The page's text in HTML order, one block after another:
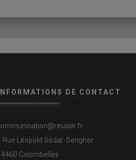
DE CONTACT
Rue Léopold Sédar-Senghor
Colombelles